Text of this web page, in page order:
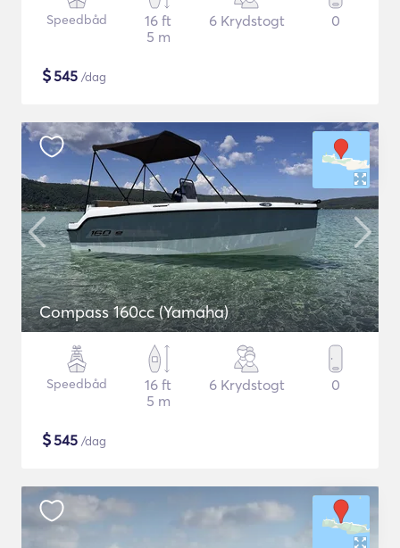
Speedbåd
16 ft
5 m
6 Krydstogt 0
$545 /dag
Compass 160cc (Yamaha)
Speedbåd
16 ft
5 m
6 Krydstogt 0
$545 /dag